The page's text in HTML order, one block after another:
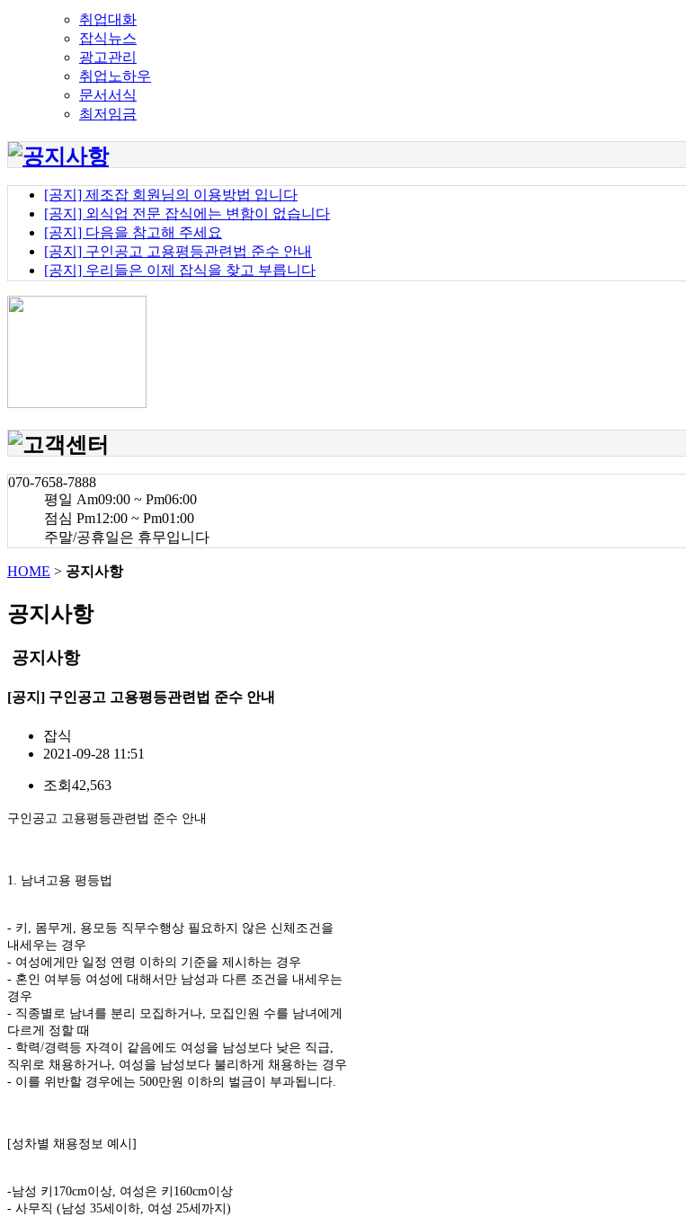
취업대화
잡식뉴스
광고관리
취업노하우
문서서식
최저임금
[공지] 제조잡 회원님의 이용방법 입니다
[공지] 외식업 전문 잡식에는 변함이 없습니다
[공지] 다음을 참고해 주세요
[공지] 구인공고 고용평등관련법 준수 안내
[공지] 우리들은 이제 잡식을 찾고 부릅니다
070-7658-7888
평일 Am09:00 ~ Pm06:00
점심 Pm12:00 ~ Pm01:00
주말/공휴일은 휴무입니다
HOME > 공지사항
공지사항
공지사항
[공지] 구인공고 고용평등관련법 준수 안내
잡식
2021-09-28 11:51
조회 42,563
구인공고 고용평등관련법 준수 안내
1. 남녀고용 평등법
- 키, 몸무게, 용모등 직무수행상 필요하지 않은 신체조건을
내세우는 경우
- 여성에게만 일정 연령 이하의 기준을 제시하는 경우
- 혼인 여부등 여성에 대해서만 남성과 다른 조건을 내세우는
경우
- 직종별로 남녀를 분리 모집하거나, 모집인원 수를 남녀에게
다르게 정할 때
- 학력/경력등 자격이 같음에도 여성을 남성보다 낮은 직급,
직위로 채용하거나, 여성을 남성보다 불리하게 채용하는 경우
- 이를 위반할 경우에는 500만원 이하의 벌금이 부과됩니다.
[성차별 채용정보 예시]
-남성 키170cm이상, 여성은 키160cm이상
- 사무직 (남성 35세이하, 여성 25세까지)